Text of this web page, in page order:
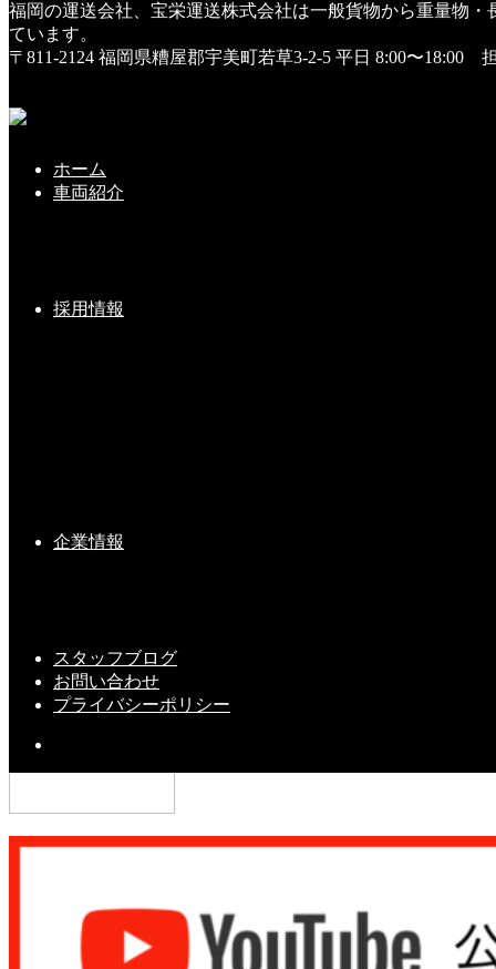
福岡の運送会社、宝栄運送株式会社は一般貨物から重量物
ています。
〒811-2124 福岡県糟屋郡宇美町若草3-2-5 平日 8:00〜18:00
ホーム
車両紹介
採用情報
企業情報
スタッフブログ
お問い合わせ
プライバシーポリシー
HOME
DSC01115
新年挨拶